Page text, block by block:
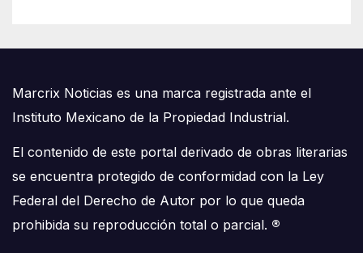
Marcrix Noticias es una marca registrada ante el
Instituto Mexicano de la Propiedad Industrial.
El contenido de este portal derivado de obras literarias
se encuentra protegido de conformidad con la Ley
Federal del Derecho de Autor por lo que queda
prohibida su reproducción total o parcial. ®